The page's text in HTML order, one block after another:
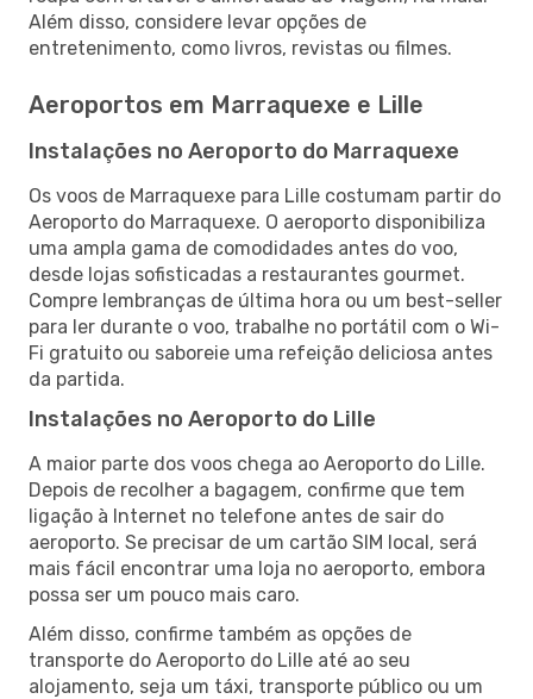
Além disso, considere levar opções de
entretenimento, como livros, revistas ou filmes.
Aeroportos em Marraquexe e Lille
Instalações no Aeroporto do Marraquexe
Os voos de Marraquexe para Lille costumam partir do
Aeroporto do Marraquexe. O aeroporto disponibiliza
uma ampla gama de comodidades antes do voo,
desde lojas sofisticadas a restaurantes gourmet.
Compre lembranças de última hora ou um best-seller
para ler durante o voo, trabalhe no portátil com o Wi-
Fi gratuito ou saboreie uma refeição deliciosa antes
da partida.
Instalações no Aeroporto do Lille
A maior parte dos voos chega ao Aeroporto do Lille.
Depois de recolher a bagagem, confirme que tem
ligação à Internet no telefone antes de sair do
aeroporto. Se precisar de um cartão SIM local, será
mais fácil encontrar uma loja no aeroporto, embora
possa ser um pouco mais caro.
Além disso, confirme também as opções de
transporte do Aeroporto do Lille até ao seu
alojamento, seja um táxi, transporte público ou um